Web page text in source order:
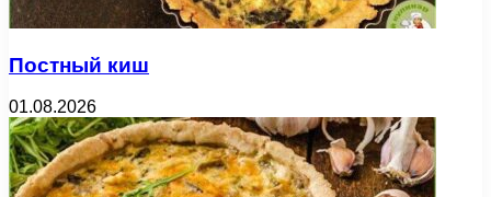
Постный киш
01.08.2026